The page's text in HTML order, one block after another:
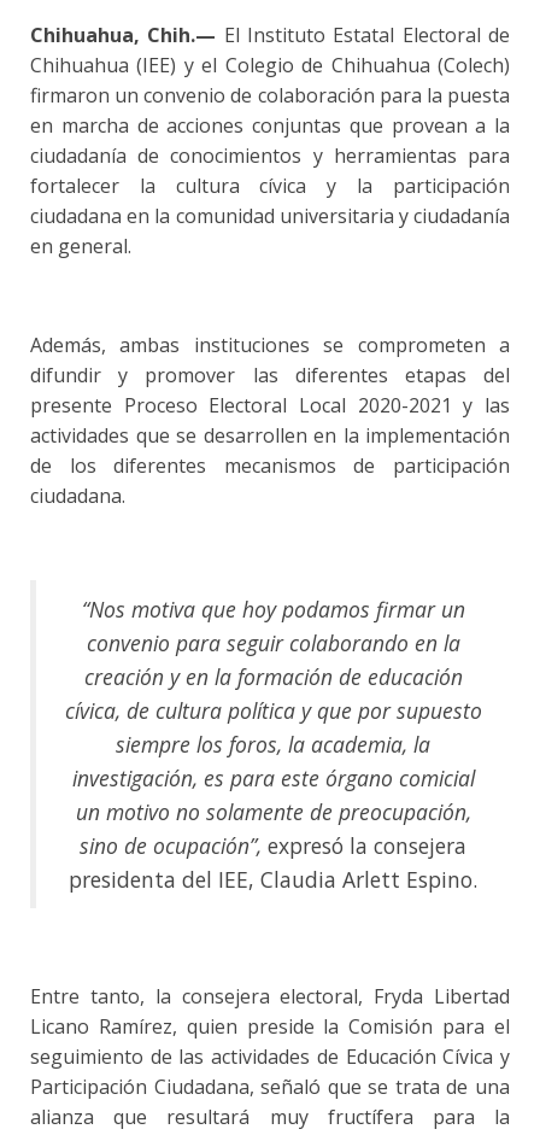
Chihuahua, Chih.— El Instituto Estatal Electoral de
Chihuahua (IEE) y el Colegio de Chihuahua (Colech)
firmaron un convenio de colaboración para la puesta
en marcha de acciones conjuntas que provean a la
ciudadanía de conocimientos y herramientas para
fortalecer la cultura cívica y la participación
ciudadana en la comunidad universitaria y ciudadanía
en general.
Además, ambas instituciones se comprometen a
difundir y promover las diferentes etapas del
presente Proceso Electoral Local 2020-2021 y las
actividades que se desarrollen en la implementación
de los diferentes mecanismos de participación
ciudadana.
“Nos motiva que hoy podamos firmar un
convenio para seguir colaborando en la
creación y en la formación de educación
cívica, de cultura política y que por supuesto
siempre los foros, la academia, la
investigación, es para este órgano comicial
un motivo no solamente de preocupación,
sino de ocupación”, expresó la consejera
presidenta del IEE, Claudia Arlett Espino.
Entre tanto, la consejera electoral, Fryda Libertad
Licano Ramírez, quien preside la Comisión para el
seguimiento de las actividades de Educación Cívica y
Participación Ciudadana, señaló que se trata de una
alianza que resultará muy fructífera para la